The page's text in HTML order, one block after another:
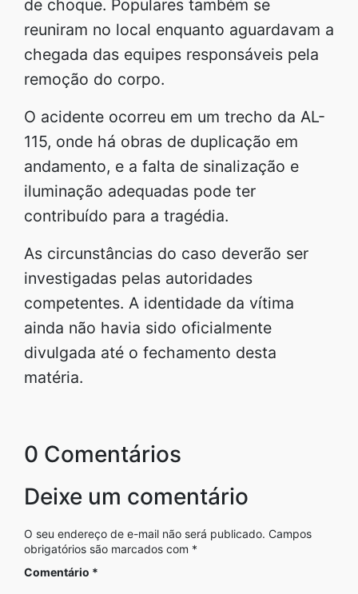
de choque. Populares também se
reuniram no local enquanto aguardavam a
chegada das equipes responsáveis pela
remoção do corpo.
O acidente ocorreu em um trecho da AL-
115, onde há obras de duplicação em
andamento, e a falta de sinalização e
iluminação adequadas pode ter
contribuído para a tragédia.
As circunstâncias do caso deverão ser
investigadas pelas autoridades
competentes. A identidade da vítima
ainda não havia sido oficialmente
divulgada até o fechamento desta
matéria.
0 Comentários
Deixe um comentário
O seu endereço de e-mail não será publicado. Campos
obrigatórios são marcados com *
Comentário *